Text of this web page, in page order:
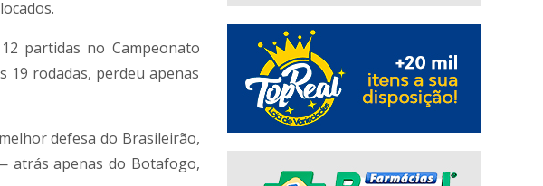
partidas no Campeonato
19 rodadas, perdeu apenas
defesa do Brasileirão,
atrás apenas do Botafogo,